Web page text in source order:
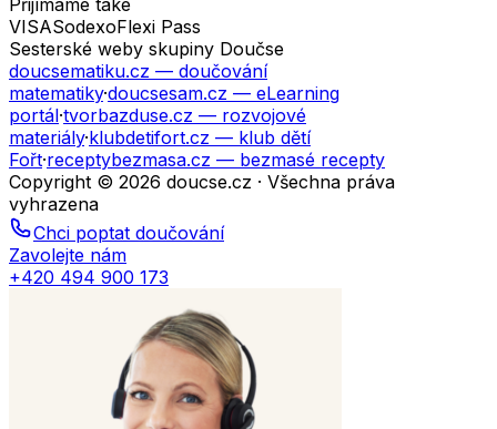
VISASodexoFlexi Pass
Sesterské weby skupiny Doučse
doucsematiku.cz — doučování
matematiky·doucsesam.cz — eLearning
portál·tvorbazduse.cz — rozvojové
materiály·klubdetifort.cz — klub dětí
Fořt·receptybezmasa.cz — bezmasé recepty
Copyright © 2026 doucse.cz · Všechna práva
vyhrazena
Chci poptat doučování
Zavolejte nám
+420 494 900 173